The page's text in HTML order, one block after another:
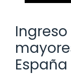
España